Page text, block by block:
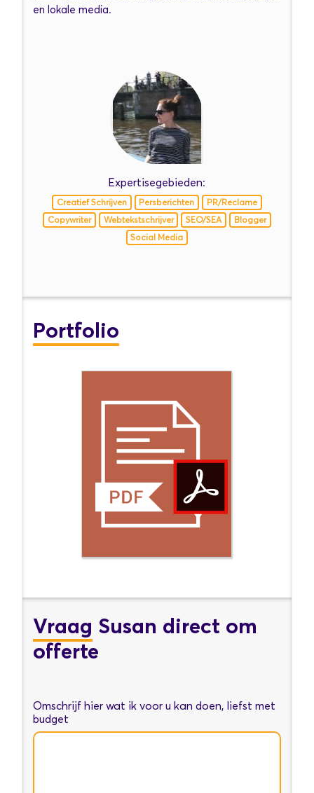
en lokale media.
Expertisegebieden:
Creatief Schrijven Persberichten
PR/Reclame
Copywriter
Webtekstschrijver SEO/SEA
Blogger
Social Media
Portfolio
Vraag Susan direct om
offerte
Omschrijf hier wat ik voor u kan doen, liefst met
budget